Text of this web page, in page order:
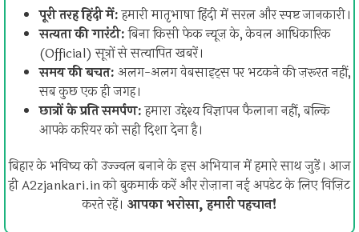
पूरी तरह हिंदी में:हमारी मातृभाषा हिंदी में सरल और स्पष्ट जानकारी।
सत्यता की गारंटी:बिना किसी फेक न्यूज़ के, केवल आधिकारिक
(Official) सूत्रों से सत्यापित खबरें।
समय की बचत: अलग-अलग वेबसाइट्स पर भटकने की ज़रूरत नहीं,
सब कुछ एक ही जगह।
छात्रों के प्रति समर्पण:हमारा उद्देश्य विज्ञापन फैलाना नहीं, बल्कि
आपके करियर को सही दिशा देना है।
बिहार के भविष्य को उज्ज्वल बनाने के इस अभियान में हमारे साथ जुड़ें। आज
ही A2zjankari.in को बुकमार्क करें और रोज़ाना नई अपडेट के लिए विज़िट
करते रहें। आपका भरोसा, हमारी पहचान!